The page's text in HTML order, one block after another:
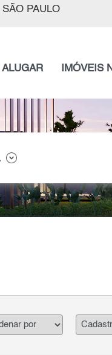
PAULO
ALUGAR IMÓVEIS